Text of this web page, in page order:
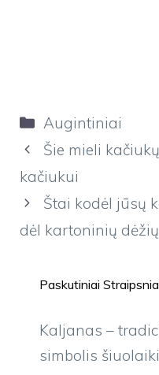
Kategorijos
Augintiniai
Šie mieli
kačiukui
Štai kodėl jūsų
dėl kartoninių dėžių
Paskutiniai
Kaljanas –
simbolis